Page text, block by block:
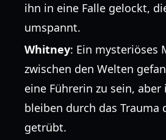
ihn in eine Falle gelockt,
umspannt.
Whitney: Ein mysteriöses
zwischen den Welten
eine Führerin zu sein,
bleiben durch das Trauma
getrübt.